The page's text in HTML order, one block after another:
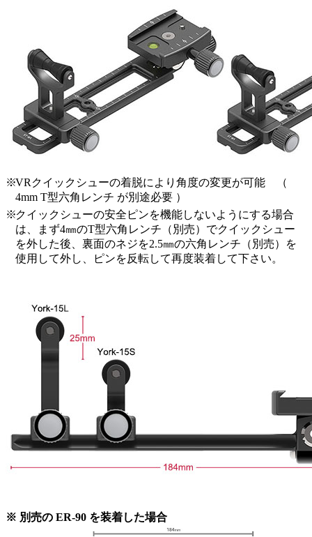
※VRクイックシューの着脱により角度の変更が可能 （
4mm T型六角レンチ が別途必要 ）
※クイックシューの安全ピンを機能しないようにする場合
は、まず4㎜のT型六角レンチ（別売）でクイックシュー
を外した後、裏面のネジを2.5㎜の六角レンチ（別売）を
使用して外し、ピンを反転して再度装着して下さい。
※ 別売の ER-90 を装着した場合